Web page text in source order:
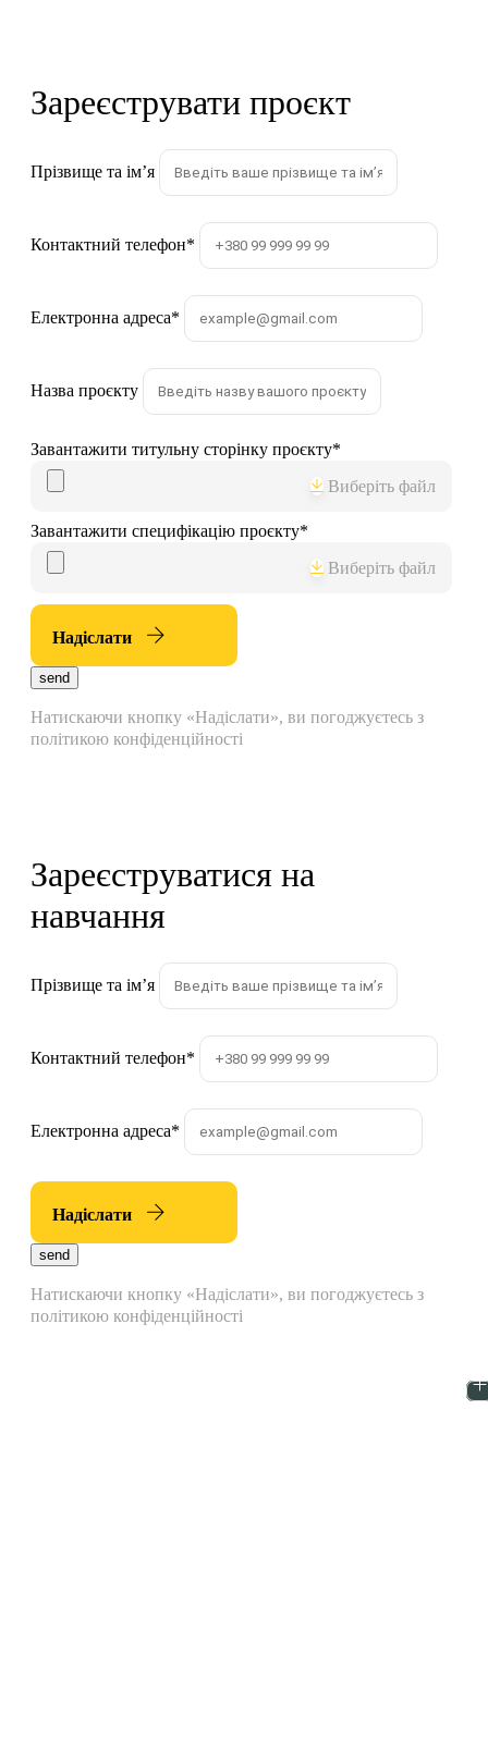
Зареєструвати проєкт
Прізвище та імʼя
Контактний телефон*
Електронна адреса*
Назва проєкту
Завантажити титульну сторінку проєкту*
Виберіть файл
Завантажити специфікацію проєкту*
Виберіть файл
Надіслати
send
Натискаючи кнопку «Надіслати», ви погоджуєтесь з
політикою конфіденційності
Зареєструватися на
навчання
Прізвище та імʼя
Контактний телефон*
Електронна адреса*
Надіслати
send
Натискаючи кнопку «Надіслати», ви погоджуєтесь з
політикою конфіденційності